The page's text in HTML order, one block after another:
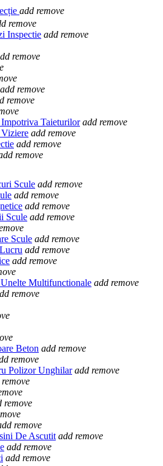
add remove
remove
Inspectie add remove
remove
add remove
remove
Taieturilor add remove
add remove
add remove
remove
Scule add remove
add remove
add remove
Scule add remove
Scule add remove
add remove
add remove
Multifunctionale add remove
remove
Beton add remove
remove
Polizor Unghilar add remove
remove
remove
remove
De Ascutit add remove
add remove
add remove